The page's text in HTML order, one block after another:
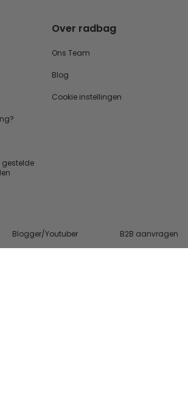
gestelde
Over radbag
Ons Team
Blog
Cookie instellingen
Blogger/Youtuber B2B aanvragen